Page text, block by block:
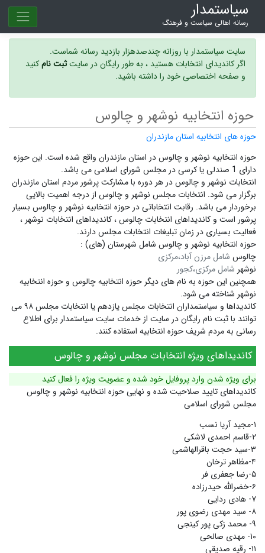
سیاستمدار
رسانه اهالی سیاست و فرهنگ
سایت سیاستمدار با روزانه چندصدهزار بازدید رسانه شماست.
اگر کاندیدای انتخابات هستید ، به طور رایگان در سایتثبت نامکنید
و صفحه اختصاصی خود را داشته باشید.
حوزه انتخابیه نوشهر و چالوس
حوزه های انتخابیه استان مازندران
حوزه انتخابیه نوشهر و چالوس در استان مازندران واقع شده است. این حوزه
دارای 1 صندلی یا کرسی در مجلس شورای اسلامی می باشد.
انتخابات نوشهر و چالوس در هر دوره با مشارکت پرشور مردم استان مازندران
برگزار می شود. انتخابات مجلس نوشهر و چالوس از درجه اهمیت بالایی
برخوردار می باشد. رقابت انتخاباتی در حوزه انتخابیه نوشهر و چالوس بسیار
پرشور است و کاندیداهای انتخابات چالوس ،کاندیداهای انتخابات نوشهر ،
فعالیت بسیاری در زمان تبلیغات انتخابات مجلس دارند.
حوزه انتخابیه نوشهر و چالوس شامل شهرستان (های) :
چالوس شامل مرزن آباد،مرکزی
نوشهر شامل مرکزی،کجور
همچنین این حوزه به نام های دیگر حوزه انتخابیه چالوس و حوزه انتخابیه
نوشهر شناخته می شود.
کاندیداها و سیاستمداران انتخابات مجلس یازدهم یا انتخابات مجلس ۹۸ می
توانند با ثبت نام رایگان در سایت از خدمات سایت سیاستمدار برای اطلاع
رسانی به مردم شریف حوزه انتخابیه استفاده کنند.
کاندیداهای ویژه انتخابات مجلس نوشهر و چالوس
برای ویژه شدن وارد پروفایل خود شده و عضویت ویژه را فعال کنید
کاندیداهای تایید صلاحیت شده و نهایی حوزه انتخابیه نوشهر و چالوس
مجلس شورای اسلامی
۱-مجید آریا نسب
۲-قاسم احمدی لاشکی
۳-سید حجت باقرالهاشمی
۴-مظاهر ترخان
۵-رضا جعفری فر
۶-خضرالله حیدرزاده
۷- هادی ردایی
۸- سید مهدی رضوی پور
۹- محمد زکی پور کینجی
۱۰- مهدی صالحی
۱۱- رقیه صدیقی